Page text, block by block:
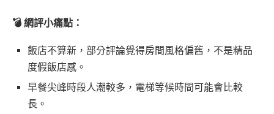
💣 網評小痛點：
飯店不算新，部分評論覺得房間風格偏舊，不是精品
度假飯店感。
早餐尖峰時段人潮較多，電梯等候時間可能會比較
長。